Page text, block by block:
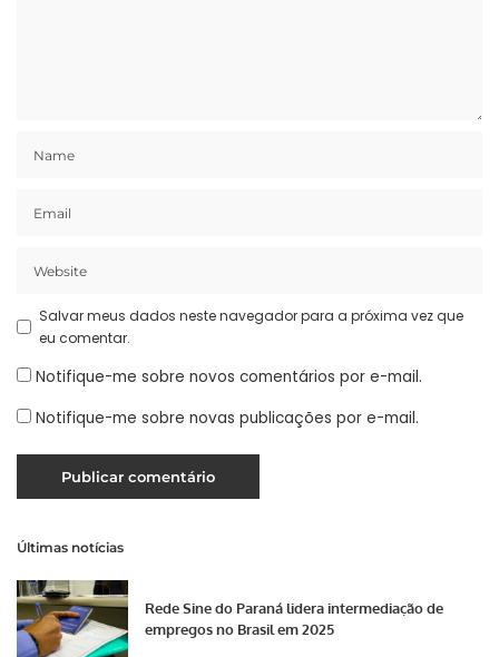
Salvar meus dados neste navegador para a próxima vez que
eu comentar.
Notifique-me sobre novos comentários por e-mail.
Notifique-me sobre novas publicações por e-mail.
Últimas notícias
Rede Sine do Paraná lidera intermediação de
empregos no Brasil em 2025